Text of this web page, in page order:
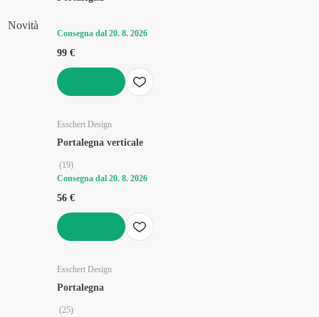
Novità
Consegna dal 20. 8. 2026
99 €
Esschert Design
Portalegna verticale
(19)
Consegna dal 20. 8. 2026
56 €
Esschert Design
Portalegna
(25)